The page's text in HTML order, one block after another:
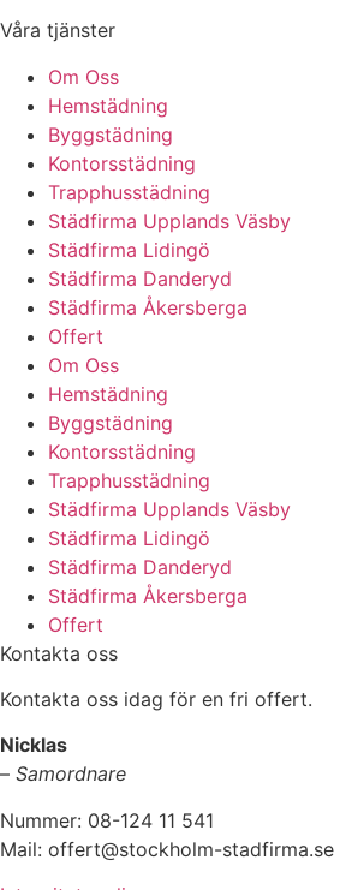
Våra tjänster
Om Oss
Hemstädning
Byggstädning
Kontorsstädning
Trapphusstädning
Städfirma Upplands Väsby
Städfirma Lidingö
Städfirma Danderyd
Städfirma Åkersberga
Offert
Om Oss
Hemstädning
Byggstädning
Kontorsstädning
Trapphusstädning
Städfirma Upplands Väsby
Städfirma Lidingö
Städfirma Danderyd
Städfirma Åkersberga
Offert
Kontakta oss
Kontakta oss idag för en fri offert.
Nicklas
– Samordnare
Nummer: 08-124 11 541
Mail: offert@stockholm-stadfirma.se